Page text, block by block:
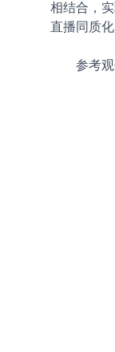
相结合，
直播同质
参考观